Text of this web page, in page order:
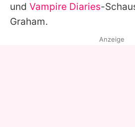
und Vampire Diaries-
Graham.
Anzeige